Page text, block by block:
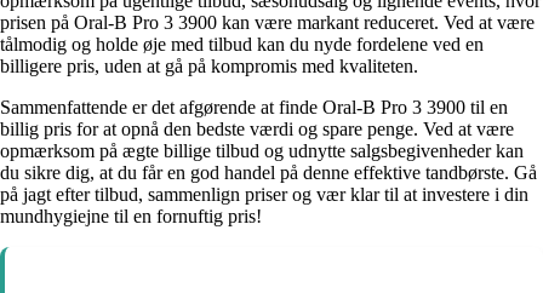
prisen på Oral-B Pro 3 3900 kan være markant reduceret. Ved at være
tålmodig og holde øje med tilbud kan du nyde fordelene ved en
billigere pris, uden at gå på kompromis med kvaliteten.
Sammenfattende er det afgørende at finde Oral-B Pro 3 3900 til en
billig pris for at opnå den bedste værdi og spare penge. Ved at være
opmærksom på ægte billige tilbud og udnytte salgsbegivenheder kan
du sikre dig, at du får en god handel på denne effektive tandbørste. Gå
på jagt efter tilbud, sammenlign priser og vær klar til at investere i din
mundhygiejne til en fornuftig pris!